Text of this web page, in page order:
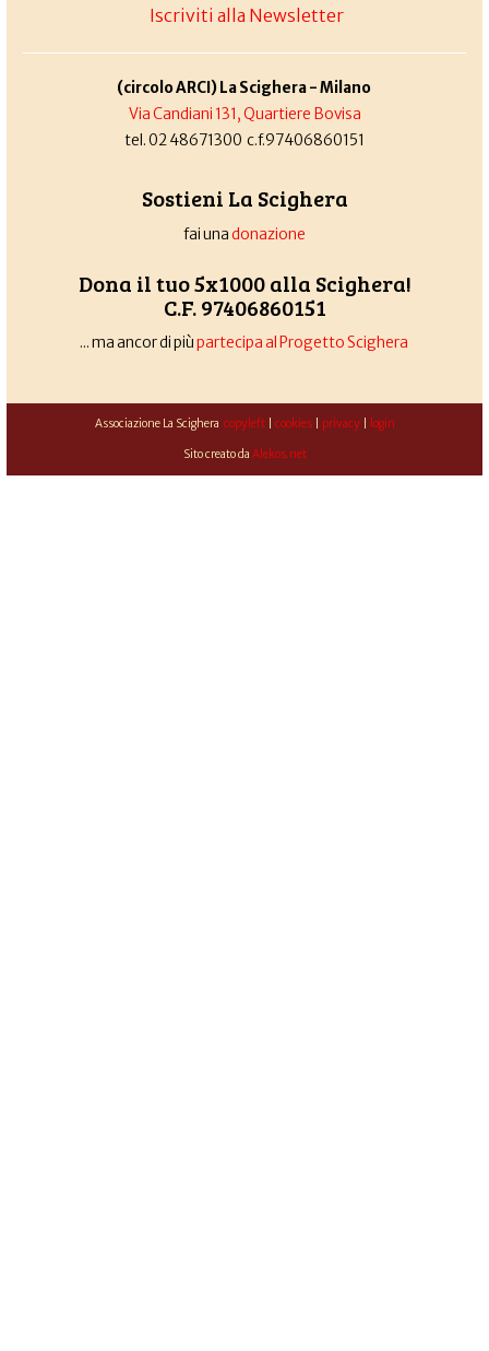
Iscriviti alla Newsletter
(circolo ARCI) La Scighera - Milano
Via Candiani 131, Quartiere Bovisa
tel. 02 48671300 c.f.97406860151
Sostieni La Scighera
fai unadonazione
Dona il tuo 5x1000 alla Scighera!
C.F. 97406860151
... ma ancor di piùpartecipa al Progetto Scighera
Associazione La Scighera copyleft| cookies| privacy| login
Sito creato da Alekos.net